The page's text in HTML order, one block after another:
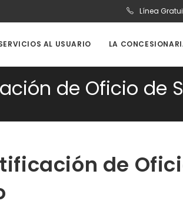
Línea
AL USUARIO LA
de Oficio
de